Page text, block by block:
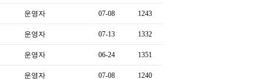
운영자 07-08 1243
운영자 07-13 1332
운영자 06-24 1351
운영자 07-08 1240